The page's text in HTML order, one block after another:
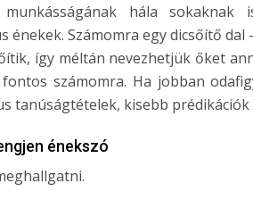
hála sokaknak
énekek. Számomra egy dicsőítő
így méltán nevezhetjük őket
számomra. Ha jobban
tanúságtételek, kisebb
énekszó